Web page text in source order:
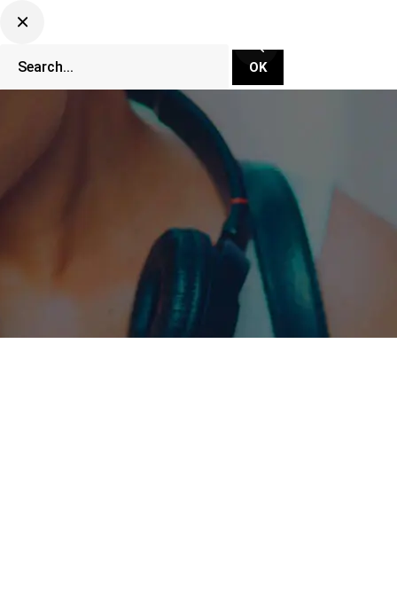
CLUBBING TV NETWORK